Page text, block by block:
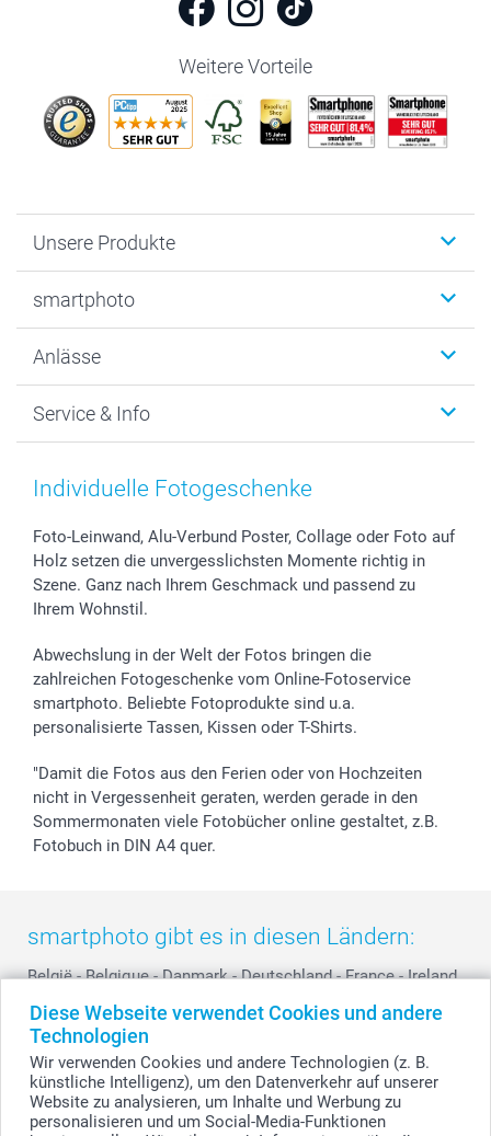
Diese Webseite verwendet Cookies und andere
Technologien
Wir verwenden Cookies und andere Technologien (z. B.
künstliche Intelligenz), um den Datenverkehr auf unserer
Website zu analysieren, um Inhalte und Werbung zu
personalisieren und um Social-Media-Funktionen
Weitere Vorteile
Unsere Produkte
Fotogeschenke
MyNameBook
Fotoabzüge, Fotos als Buch & Poster
Zubehör & Material
Sticker & Etiketten
Geschenk-Gutscheine (PDF)
smartphoto
Warum smartphoto
Datenschutz
AGB
Presse
Partnerprogramme
Investor Relations
Widerrufsrecht
Anlässe
Neujahr
Muttertag
Kommunion & Konfirmation
Hochzeit
Geburtstag
Zu allen Anlässen
Service & Info
Anmelden /Registrieren
Lieferfristen
72h Lieferung
Zahlungsmöglichkeiten
Status der Bestellung
smartfriends
smartgarantie
smartbonus
Individuelle Fotogeschenke
Foto-Leinwand, Alu-Verbund Poster, Collage oder Foto auf
Holz setzen die unvergesslichsten Momente richtig in
Szene. Ganz nach Ihrem Geschmack und passend zu
Ihrem Wohnstil.
Abwechslung in der Welt der Fotos bringen die
zahlreichen Fotogeschenke vom Online-Fotoservice
smartphoto. Beliebte Fotoprodukte sind u.a.
personalisierte Tassen, Kissen oder T-Shirts.
"Damit die Fotos aus den Ferien oder von Hochzeiten
nicht in Vergessenheit geraten, werden gerade in den
Sommermonaten viele Fotobücher online gestaltet, z.B.
Fotobuch in DIN A4 quer.
smartphoto gibt es in diesen Ländern:
België - Belgique - Danmark - Deutschland - France - Ireland
- Nederland - Norge - Österreich - Schweiz Suisse -
Switzerland - Suomi
Other Countries